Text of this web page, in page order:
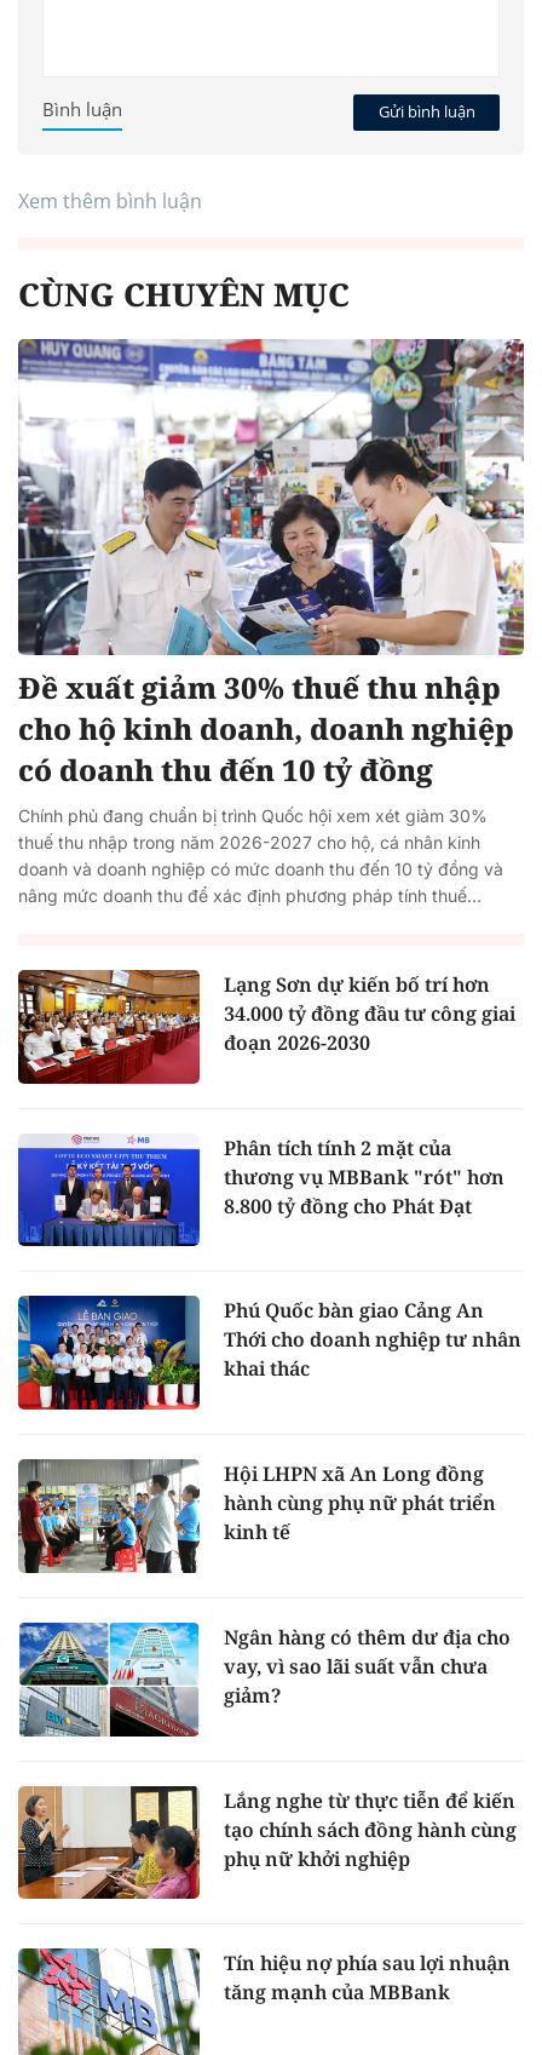
Gửi bình luận
Bình luận
Xem thêm bình luận
CÙNG CHUYÊN MỤC
Đề xuất giảm 30% thuế thu nhập
cho hộ kinh doanh, doanh nghiệp
có doanh thu đến 10 tỷ đồng
Chính phủ đang chuẩn bị trình Quốc hội xem xét giảm 30%
thuế thu nhập trong năm 2026-2027 cho hộ, cá nhân kinh
doanh và doanh nghiệp có mức doanh thu đến 10 tỷ đồng và
nâng mức doanh thu để xác định phương pháp tính thuế...
Lạng Sơn dự kiến bố trí hơn
34.000 tỷ đồng đầu tư công giai
đoạn 2026-2030
Phân tích tính 2 mặt của
thương vụ MBBank "rót" hơn
8.800 tỷ đồng cho Phát Đạt
Phú Quốc bàn giao Cảng An
Thới cho doanh nghiệp tư nhân
khai thác
Hội LHPN xã An Long đồng
hành cùng phụ nữ phát triển
kinh tế
Ngân hàng có thêm dư địa cho
vay, vì sao lãi suất vẫn chưa
giảm?
Lắng nghe từ thực tiễn để kiến
tạo chính sách đồng hành cùng
phụ nữ khởi nghiệp
Tín hiệu nợ phía sau lợi nhuận
tăng mạnh của MBBank